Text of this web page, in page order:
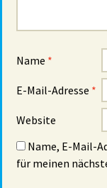
Name *
E-Mail-Adresse *
Website
Name, E-Mail-
für meinen